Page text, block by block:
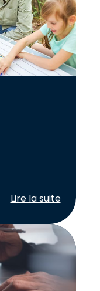
Lire l'article :
Lire la suite